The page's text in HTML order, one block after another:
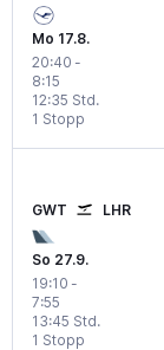
Mo 17.8.
20:40 -
8:15
1 Stopp
12:35 Std.
GWT LHR
So 27.9.
19:10 -
7:55
1 Stopp
13:45 Std.